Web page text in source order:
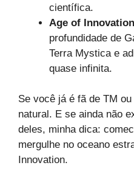
científica.
Age of Innovation
profundidade de
Terra Mystica e
quase infinita.
Se você já é fã de TM
natural. E se ainda não
deles, minha dica:
mergulhe no oceano
Innovation.